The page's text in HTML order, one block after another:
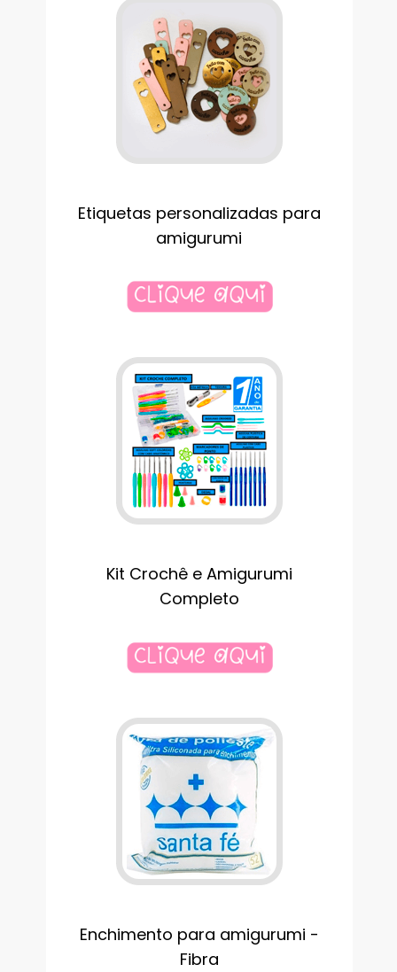
Etiquetas personalizadas para
amigurumi
Kit Crochê e Amigurumi
Completo
Enchimento para amigurumi -
Fibra